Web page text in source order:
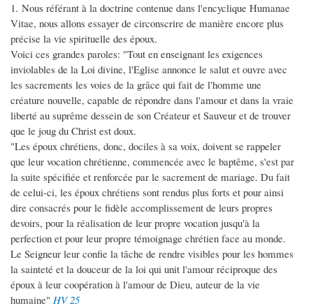
1. Nous référant à la doctrine contenue dans l'encyclique Humanae
Vitae, nous allons essayer de circonscrire de manière encore plus
précise la vie spirituelle des époux.
Voici ces grandes paroles: "Tout en enseignant les exigences
inviolables de la Loi divine, l'Eglise annonce le salut et ouvre avec
les sacrements les voies de la grâce qui fait de l'homme une
créature nouvelle, capable de répondre dans l'amour et dans la vraie
liberté au suprême dessein de son Créateur et Sauveur et de trouver
que le joug du Christ est doux.
"Les époux chrétiens, donc, dociles à sa voix, doivent se rappeler
que leur vocation chrétienne, commencée avec le baptême, s'est par
la suite spécifiée et renforcée par le sacrement de mariage. Du fait
de celui-ci, les époux chrétiens sont rendus plus forts et pour ainsi
dire consacrés pour le fidèle accomplissement de leurs propres
devoirs, pour la réalisation de leur propre vocation jusqu'à la
perfection et pour leur propre témoignage chrétien face au monde.
Le Seigneur leur confie la tâche de rendre visibles pour les hommes
la sainteté et la douceur de la loi qui unit l'amour réciproque des
époux à leur coopération à l'amour de Dieu, auteur de la vie
humaine" HV 25